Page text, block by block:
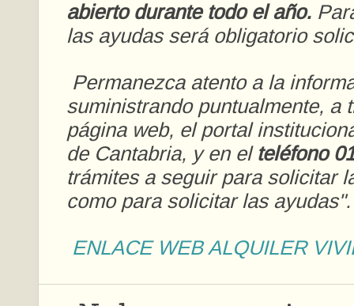
abierto durante todo el año.
las ayudas será obligatorio
Permanezca atento a la
suministrando puntualmente, a
página web, el portal
de Cantabria, y en el teléfono
trámites a seguir para solicitar
como para solicitar las ayudas".
ENLACE WEB ALQUILER